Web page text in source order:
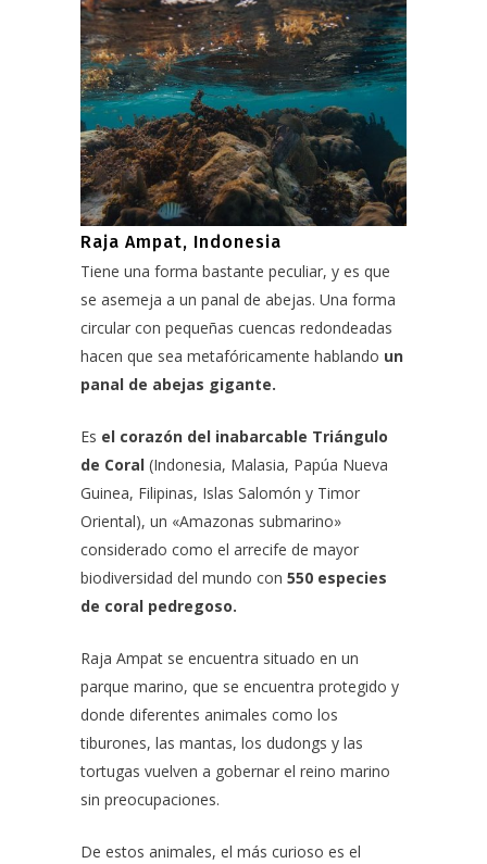
Raja Ampat, Indonesia
Tiene una forma bastante peculiar, y es que
se asemeja a un panal de abejas. Una forma
circular con pequeñas cuencas redondeadas
hacen que sea metafóricamente hablando un
panal de abejas gigante.
Es el corazón del inabarcable Triángulo
de Coral (Indonesia, Malasia, Papúa Nueva
Guinea, Filipinas, Islas Salomón y Timor
Oriental), un «Amazonas submarino»
considerado como el arrecife de mayor
biodiversidad del mundo con 550 especies
de coral pedregoso.
Raja Ampat se encuentra situado en un
parque marino, que se encuentra protegido y
donde diferentes animales como los
tiburones, las mantas, los dudongs y las
tortugas vuelven a gobernar el reino marino
sin preocupaciones.
De estos animales, el más curioso es el